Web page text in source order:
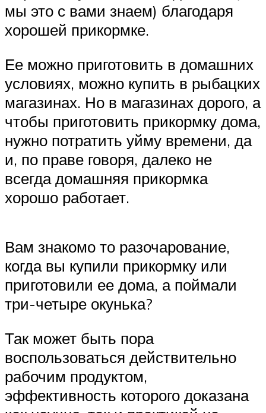
мы это с вами знаем) благодаря
хорошей прикормке.
Ее можно приготовить в домашних
условиях, можно купить в рыбацких
магазинах. Но в магазинах дорого, а
чтобы приготовить прикормку дома,
нужно потратить уйму времени, да
и, по праве говоря, далеко не
всегда домашняя прикормка
хорошо работает.
Вам знакомо то разочарование,
когда вы купили прикормку или
приготовили ее дома, а поймали
три-четыре окунька?
Так может быть пора
воспользоваться действительно
рабочим продуктом,
эффективность которого доказана